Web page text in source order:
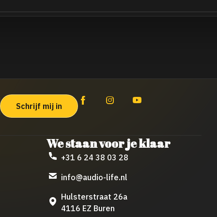
We staan voor je klaar
+31 6 24 38 03 28
info@audio-life.nl
Hulsterstraat 26a
4116 EZ Buren